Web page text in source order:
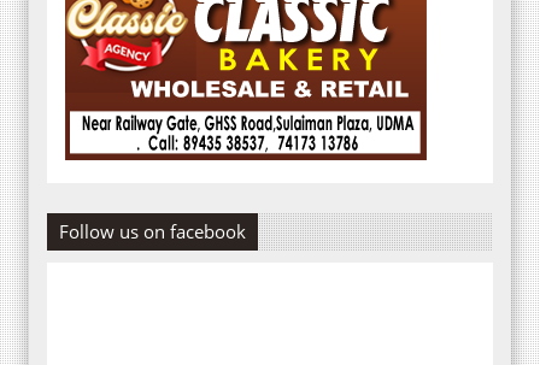
Follow us on facebook